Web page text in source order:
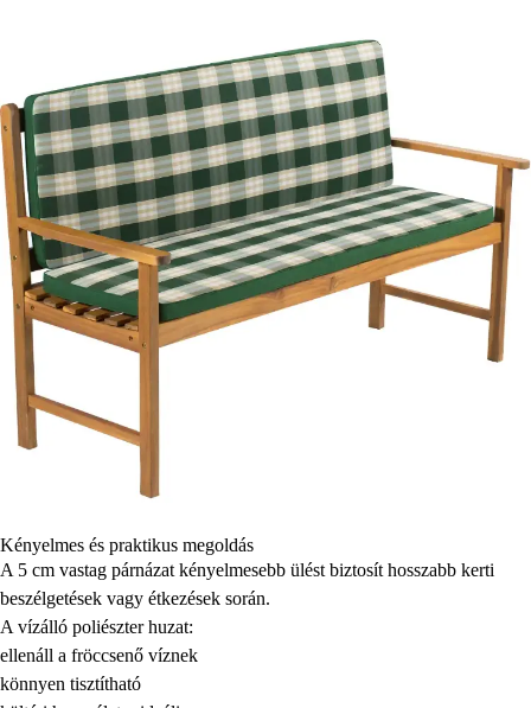
Kényelmes és praktikus megoldás
A 5 cm vastag párnázat kényelmesebb ülést biztosít hosszabb kerti
beszélgetések vagy étkezések során.
A vízálló poliészter huzat:
ellenáll a fröccsenő víznek
könnyen tisztítható